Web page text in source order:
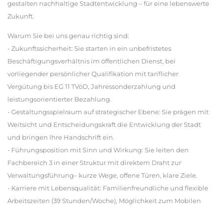
gestalten nachhaltige Stadtentwicklung – für eine lebenswerte
Zukunft.
Warum Sie bei uns genau richtig sind:
- Zukunftssicherheit: Sie starten in ein unbefristetes
Beschäftigungsverhältnis im öffentlichen Dienst, bei
vorliegender persönlicher Qualifikation mit tariflicher
Vergütung bis EG 11 TVöD, Jahressonderzahlung und
leistungsorientierter Bezahlung.
- Gestaltungsspielraum auf strategischer Ebene: Sie prägen mit
Weitsicht und Entscheidungskraft die Entwicklung der Stadt
und bringen Ihre Handschrift ein.
- Führungsposition mit Sinn und Wirkung: Sie leiten den
Fachbereich 3 in einer Struktur mit direktem Draht zur
Verwaltungsführung– kurze Wege, offene Türen, klare Ziele.
- Karriere mit Lebensqualität: Familienfreundliche und flexible
Arbeitszeiten (39 Stunden/Woche), Möglichkeit zum Mobilen